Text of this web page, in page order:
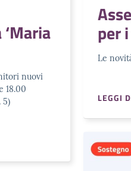
nuovi
18.00
5)
per
Le
LEGGI